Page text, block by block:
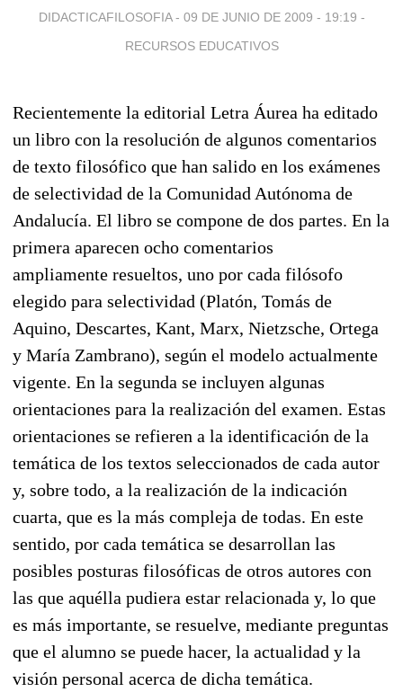
DIDACTICAFILOSOFIA - 09 DE JUNIO DE 2009 - 19:19 -
RECURSOS EDUCATIVOS
Recientemente la editorial Letra Áurea ha editado
un libro con la resolución de algunos comentarios
de texto filosófico que han salido en los exámenes
de selectividad de la Comunidad Autónoma de
Andalucía. El libro se compone de dos partes. En la
primera aparecen ocho comentarios
ampliamente resueltos, uno por cada filósofo
elegido para selectividad (Platón, Tomás de
Aquino, Descartes, Kant, Marx, Nietzsche, Ortega
y María Zambrano), según el modelo actualmente
vigente. En la segunda se incluyen algunas
orientaciones para la realización del examen. Estas
orientaciones se refieren a la identificación de la
temática de los textos seleccionados de cada autor
y, sobre todo, a la realización de la indicación
cuarta, que es la más compleja de todas. En este
sentido, por cada temática se desarrollan las
posibles posturas filosóficas de otros autores con
las que aquélla pudiera estar relacionada y, lo que
es más importante, se resuelve, mediante preguntas
que el alumno se puede hacer, la actualidad y la
visión personal acerca de dicha temática.